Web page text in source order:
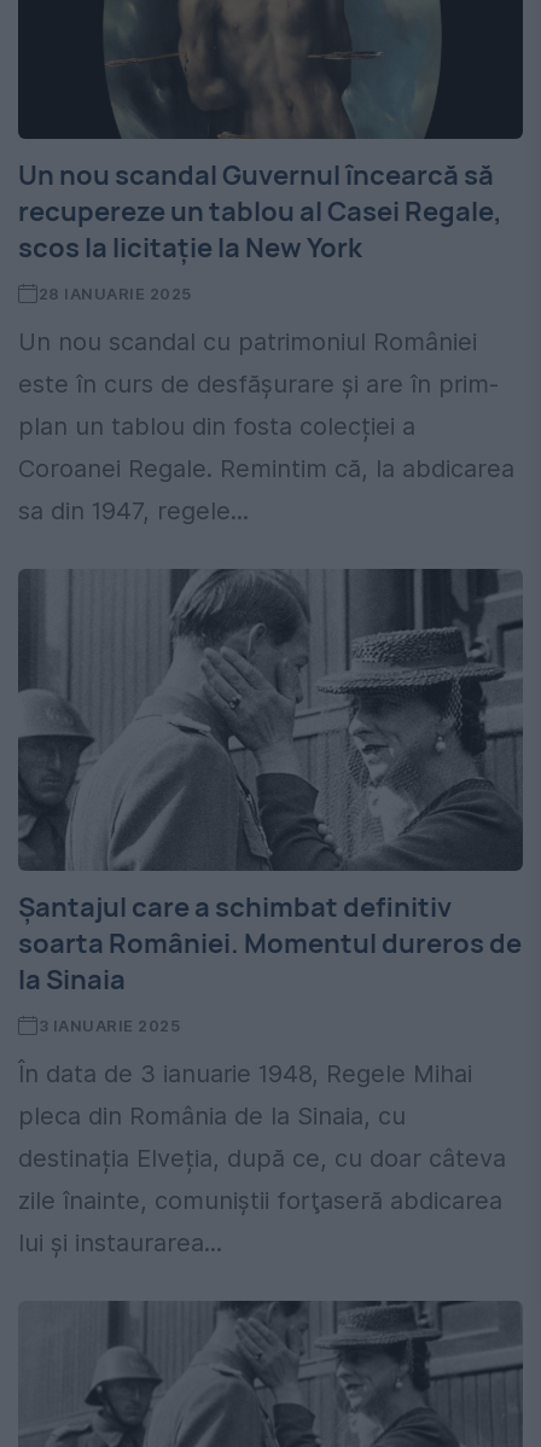
Un nou scandal Guvernul încearcă să
recupereze un tablou al Casei Regale,
scos la licitație la New York
28 IANUARIE 2025
Un nou scandal cu patrimoniul României
este în curs de desfășurare și are în prim-
plan un tablou din fosta colecției a
Coroanei Regale. Remintim că, la abdicarea
sa din 1947, regele...
Șantajul care a schimbat definitiv
soarta României. Momentul dureros de
la Sinaia
3 IANUARIE 2025
În data de 3 ianuarie 1948, Regele Mihai
pleca din România de la Sinaia, cu
destinația Elveția, după ce, cu doar câteva
zile înainte, comuniştii forţaseră abdicarea
lui şi instaurarea...